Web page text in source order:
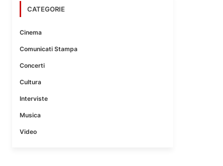
CATEGORIE
Cinema
Comunicati Stampa
Concerti
Cultura
Interviste
Musica
Video